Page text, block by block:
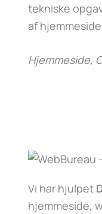
tekniske
af
Hjemmeside,
Vi har hjulpet
hjemmeside,